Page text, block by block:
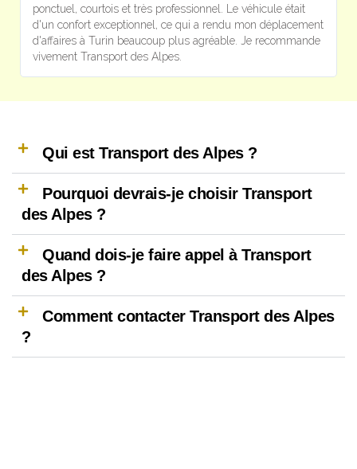
ponctuel, courtois et très professionnel. Le véhicule était
d'un confort exceptionnel, ce qui a rendu mon déplacement
d'affaires à Turin beaucoup plus agréable. Je recommande
vivement Transport des Alpes.
Qui est Transport des Alpes ?
Pourquoi devrais-je choisir Transport
des Alpes ?
Quand dois-je faire appel à Transport
des Alpes ?
Comment contacter Transport des Alpes
?